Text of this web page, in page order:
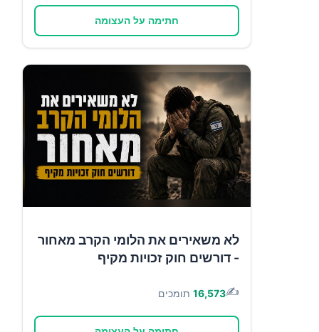
חתימה על העצומה
לא משאירים את הלומי הקרב מאחור
- דורשים חוק זכויות מקיף
✍️
16,573 תומכים